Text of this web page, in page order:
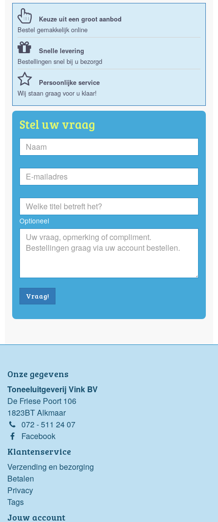
Keuze uit een groot aanbod
Bestel gemakkelijk online
Snelle levering
Bestellingen snel bij u bezorgd
Persoonlijke service
Wij staan graag voor u klaar!
Stel uw vraag
Optioneel
Vraag!
Onze gegevens
Toneeluitgeverij Vink BV
De Friese Poort 106
1823BT Alkmaar
072 - 511 24 07
Facebook
Klantenservice
Verzending en bezorging
Betalen
Privacy
Tags
Jouw account